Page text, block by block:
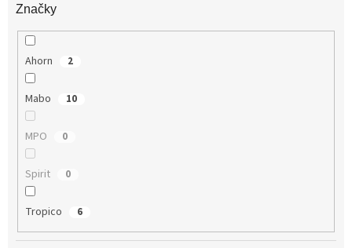
Značky
Ahorn 2
Mabo 10
MPO 0
Spirit 0
Tropico 6